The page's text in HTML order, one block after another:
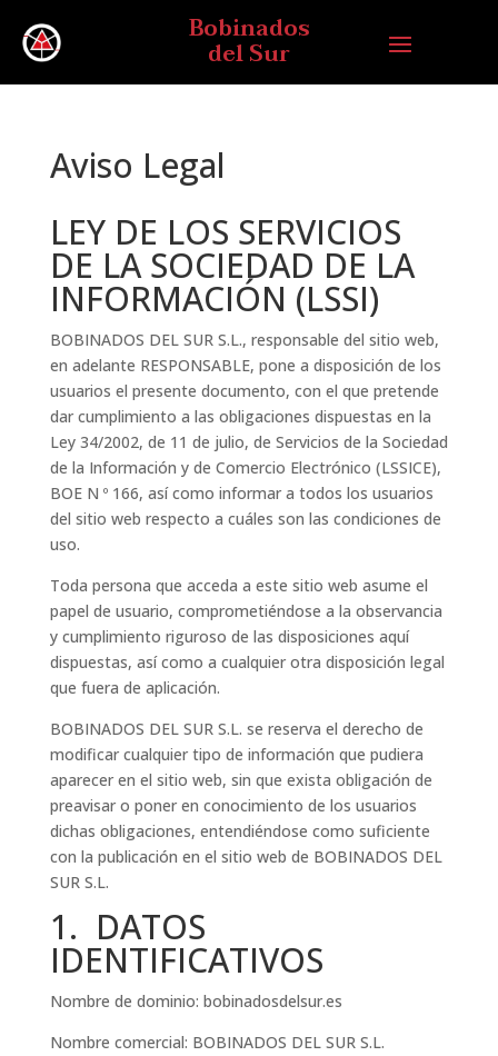
Bobinados
del Sur
Aviso Legal
LEY DE LOS SERVICIOS
DE LA SOCIEDAD DE LA
INFORMACIÓN (LSSI)
BOBINADOS DEL SUR S.L., responsable del sitio web,
en adelante RESPONSABLE, pone a disposición de los
usuarios el presente documento, con el que pretende
dar cumplimiento a las obligaciones dispuestas en la
Ley 34/2002, de 11 de julio, de Servicios de la Sociedad
de la Información y de Comercio Electrónico (LSSICE),
BOE N º 166, así como informar a todos los usuarios
del sitio web respecto a cuáles son las condiciones de
uso.
Toda persona que acceda a este sitio web asume el
papel de usuario, comprometiéndose a la observancia
y cumplimiento riguroso de las disposiciones aquí
dispuestas, así como a cualquier otra disposición legal
que fuera de aplicación.
BOBINADOS DEL SUR S.L. se reserva el derecho de
modificar cualquier tipo de información que pudiera
aparecer en el sitio web, sin que exista obligación de
preavisar o poner en conocimiento de los usuarios
dichas obligaciones, entendiéndose como suficiente
con la publicación en el sitio web de BOBINADOS DEL
SUR S.L.
1. DATOS
IDENTIFICATIVOS
Nombre de dominio: bobinadosdelsur.es
Nombre comercial: BOBINADOS DEL SUR S.L.